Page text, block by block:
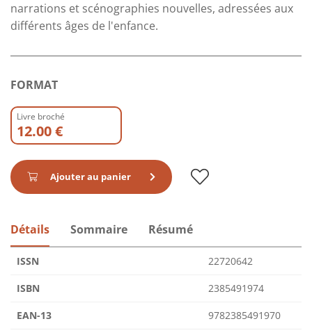
narrations et scénographies nouvelles, adressées aux
différents âges de l'enfance.
FORMAT
Livre broché
12.00 €
Ajouter au panier
Détails Sommaire Résumé
ISSN 22720642
ISBN 2385491974
EAN-13 9782385491970